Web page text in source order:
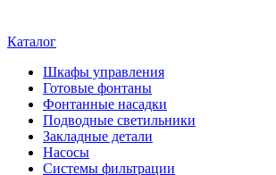
Каталог
Шкафы управления
Готовые фонтаны
Фонтанные насадки
Подводные светильники
Закладные детали
Насосы
Системы фильтрации